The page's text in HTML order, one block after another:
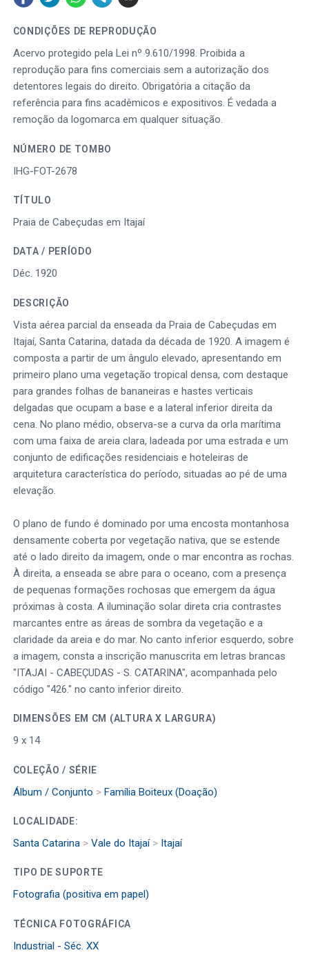
CONDIÇÕES DE REPRODUÇÃO
Acervo protegido pela Lei nº 9.610/1998. Proibida a
reprodução para fins comerciais sem a autorização dos
detentores legais do direito. Obrigatória a citação da
referência para fins acadêmicos e expositivos. É vedada a
remoção da logomarca em qualquer situação.
NÚMERO DE TOMBO
IHG-FOT-2678
TÍTULO
Praia de Cabeçudas em Itajaí
DATA / PERÍODO
Déc. 1920
DESCRIÇÃO
Vista aérea parcial da enseada da Praia de Cabeçudas em
Itajaí, Santa Catarina, datada da década de 1920. A imagem é
composta a partir de um ângulo elevado, apresentando em
primeiro plano uma vegetação tropical densa, com destaque
para grandes folhas de bananeiras e hastes verticais
delgadas que ocupam a base e a lateral inferior direita da
cena. No plano médio, observa-se a curva da orla marítima
com uma faixa de areia clara, ladeada por uma estrada e um
conjunto de edificações residenciais e hoteleiras de
arquitetura característica do período, situadas ao pé de uma
elevação.
O plano de fundo é dominado por uma encosta montanhosa
densamente coberta por vegetação nativa, que se estende
até o lado direito da imagem, onde o mar encontra as rochas.
À direita, a enseada se abre para o oceano, com a presença
de pequenas formações rochosas que emergem da água
próximas à costa. A iluminação solar direta cria contrastes
marcantes entre as áreas de sombra da vegetação e a
claridade da areia e do mar. No canto inferior esquerdo, sobre
a imagem, consta a inscrição manuscrita em letras brancas
"ITAJAI - CABEÇUDAS - S. CATARINA", acompanhada pelo
código "426." no canto inferior direito.
DIMENSÕES EM CM (ALTURA X LARGURA)
9 x 14
COLEÇÃO / SÉRIE
Álbum / Conjunto > Família Boiteux (Doação)
LOCALIDADE:
Santa Catarina> Vale do Itajaí> Itajaí
TIPO DE SUPORTE
Fotografia (positiva em papel)
TÉCNICA FOTOGRÁFICA
Industrial - Séc. XX